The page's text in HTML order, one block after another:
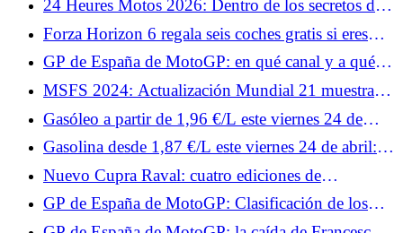
24 Heures Motos 2026: Dentro de los secretos del
muro de boxes
Forza Horizon 6 regala seis coches gratis si eres
fiel.
GP de España de MotoGP: en qué canal y a qué
hora ver los Test de este viernes
MSFS 2024: Actualización Mundial 21 muestra
todos los colores de Australia.
Gasóleo a partir de 1,96 €/L este viernes 24 de
abril: las estaciones preferidas para un repostaje por
debajo de 2,18 €/L en Francia
Gasolina desde 1,87 €/L este viernes 24 de abril:
las estaciones más baratas para repostar SP95-E10
Nuevo Cupra Raval: cuatro ediciones de
lanzamiento del deportivo urbano eléctrico, desde
34.870 €
GP de España de MotoGP: Clasificación de los
Libres 1, Johann Zarco en el Top 10, Fabio